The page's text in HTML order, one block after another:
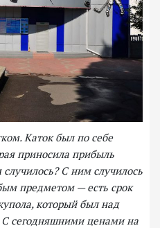
Каток был по себе
приносила прибыль
С ним случилось
предметом — есть срок
который был над
С сегодняшними ценами на